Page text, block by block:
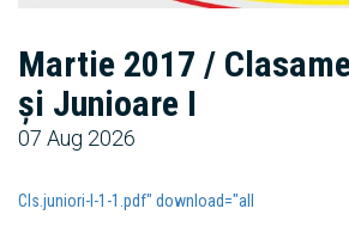
Martie 2017 /
și Junioare I
07 Aug 2026
Cls.juniori-I-1-1.pdf" download="all